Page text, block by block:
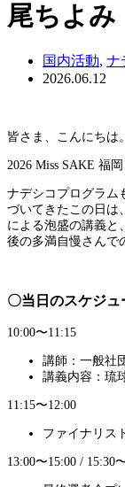
尾ちよみ
国内活動, ナ
2026.06.12
皆さま、こんにちは
2026 Miss SAKE 福
ナデシコプログラム
づいてきたこの日は
による泡盛の講義と
後の多満自慢さんで
〇当日のスケジュ
10:00〜11:15
講師：一般社
講義内容：琉
11:15〜12:00
ファイナリス
13:00〜15:00 / 15:30